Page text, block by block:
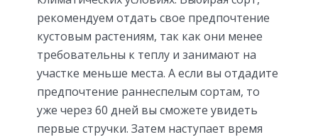
рекомендуем отдать свое предпочтение
кустовым растениям, так как они менее
требовательны к теплу и занимают на
участке меньше места. А если вы отдадите
предпочтение раннеспелым сортам, то
уже через 60 дней вы сможете увидеть
первые стручки. Затем наступает время